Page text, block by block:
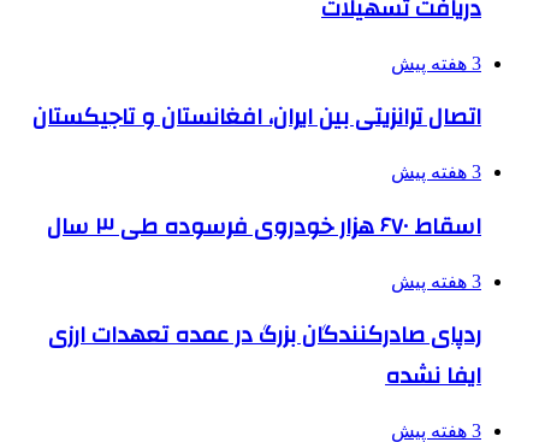
دریافت تسهیلات
3 هفته پیش
اتصال ترانزیتی بین ایران، افغانستان و تاجیکستان
3 هفته پیش
اسقاط ۶۷۰ هزار خودروی فرسوده طی ۳ سال
3 هفته پیش
ردپای صادرکنندگان بزرگ در عمده تعهدات ارزی
ایفا نشده
3 هفته پیش